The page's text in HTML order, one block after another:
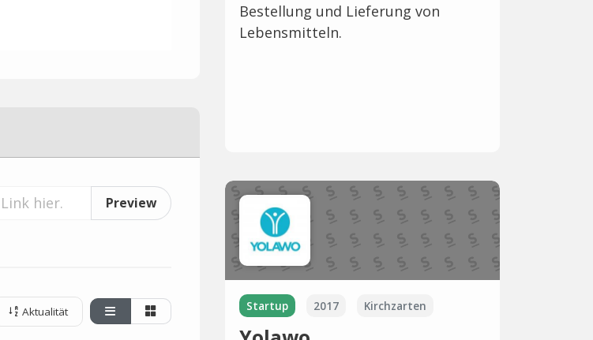
Preview
Aktualität
Bestellung und Lieferung von
Lebensmitteln.
Startup 2017 Kirchzarten